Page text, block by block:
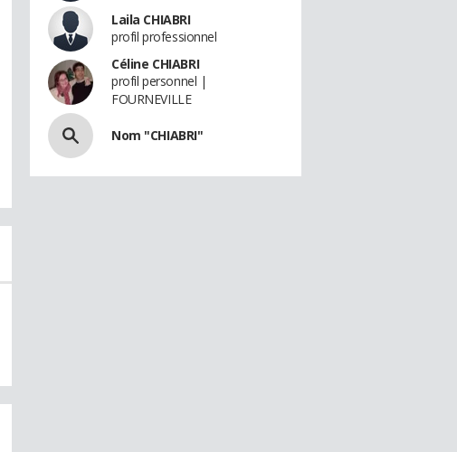
Laila CHIABRI
profil professionnel
Céline CHIABRI
profil personnel |
FOURNEVILLE
Nom "CHIABRI"